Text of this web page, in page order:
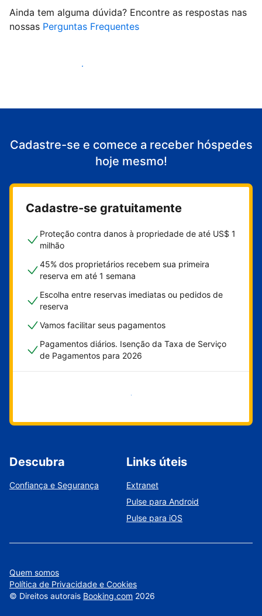
Ainda tem alguma dúvida? Encontre as respostas nas
nossas Perguntas Frequentes
Comece a receber hóspedes
Cadastre-se e comece a receber hóspedes
hoje mesmo!
Cadastre-se gratuitamente
Proteção contra danos à propriedade de até US$ 1
milhão
45% dos proprietários recebem sua primeira
reserva em até 1 semana
Escolha entre reservas imediatas ou pedidos de
reserva
Vamos facilitar seus pagamentos
Pagamentos diários. Isenção da Taxa de Serviço
de Pagamentos para 2026
Comece agora
Descubra
Confiança e Segurança
Links úteis
Extranet
Pulse para Android
Pulse para iOS
Quem somos
Política de Privacidade e Cookies
© Direitos autorais Booking.com 2026